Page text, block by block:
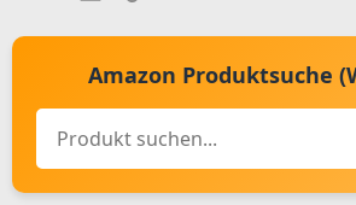
Amazon Produktsuche